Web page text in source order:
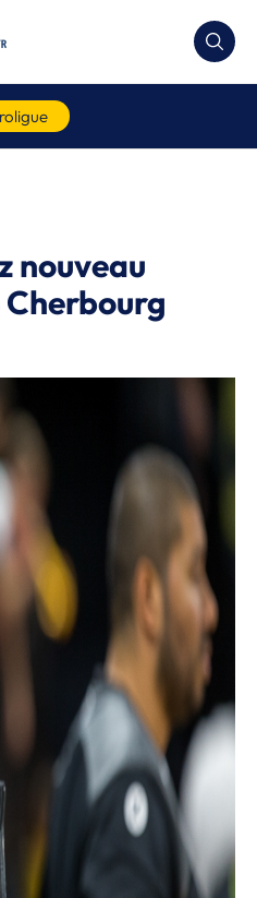
nouveau
Cherbourg